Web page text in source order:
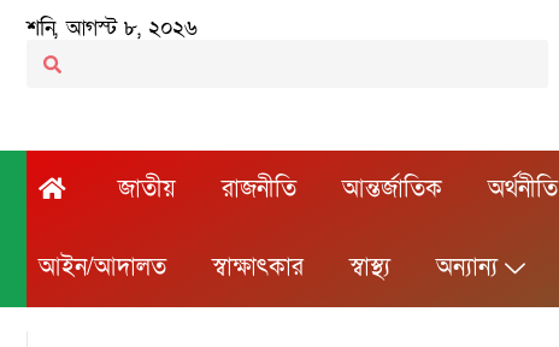
শনি, আগস্ট ৮, ২০২৬
জাতীয় রাজনীতি আন্তর্জাতিক অর্থনীতি
আইন/আদালত স্বাক্ষাৎকার স্বাস্থ্য অন্যান্য